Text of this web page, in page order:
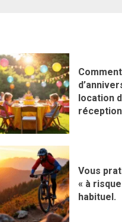
location
réception
Vous
« à
habituel.